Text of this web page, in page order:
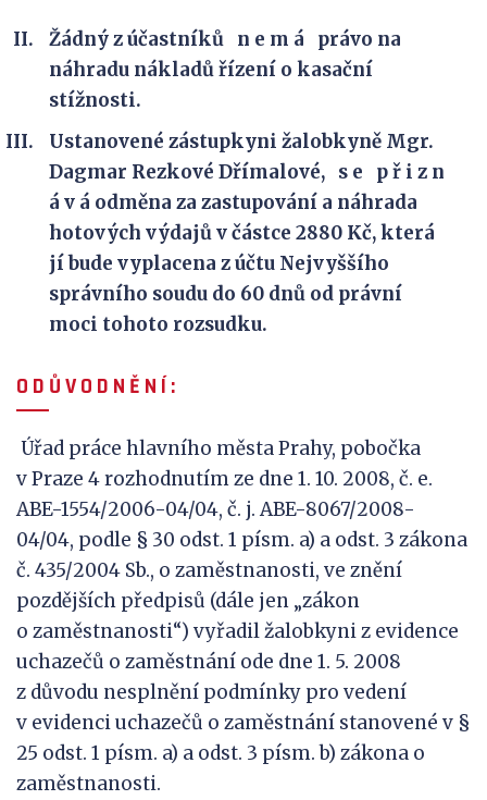
Žádný z účastníků n e m á právo na
náhradu nákladů řízení o kasační
stížnosti.
Ustanovené zástupkyni žalobkyně Mgr.
Dagmar Rezkové Dřímalové, s e p ř i z n
á v á odměna za zastupování a náhrada
hotových výdajů v částce 2880 Kč, která
jí bude vyplacena z účtu Nejvyššího
správního soudu do 60 dnů od právní
moci tohoto rozsudku.
O D Ů VO D N Ě N Í :
Úřad práce hlavního města Prahy, pobočka
v Praze 4 rozhodnutím ze dne 1. 10. 2008, č. e.
ABE-1554/2006-04/04, č. j. ABE-8067/2008-
04/04, podle § 30 odst. 1 písm. a) a odst. 3 zákona
č. 435/2004 Sb., o zaměstnanosti, ve znění
pozdějších předpisů (dále jen „zákon
o zaměstnanosti“) vyřadil žalobkyni z evidence
uchazečů o zaměstnání ode dne 1. 5. 2008
z důvodu nesplnění podmínky pro vedení
v evidenci uchazečů o zaměstnání stanovené v §
25 odst. 1 písm. a) a odst. 3 písm. b) zákona o
zaměstnanosti.